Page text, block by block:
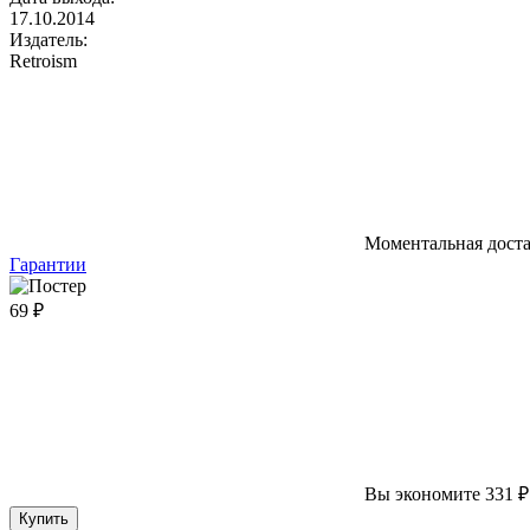
17.10.2014
Издатель:
Retroism
Моментальная
Гарантии
69 ₽
Вы экономите 331 ₽
Купить